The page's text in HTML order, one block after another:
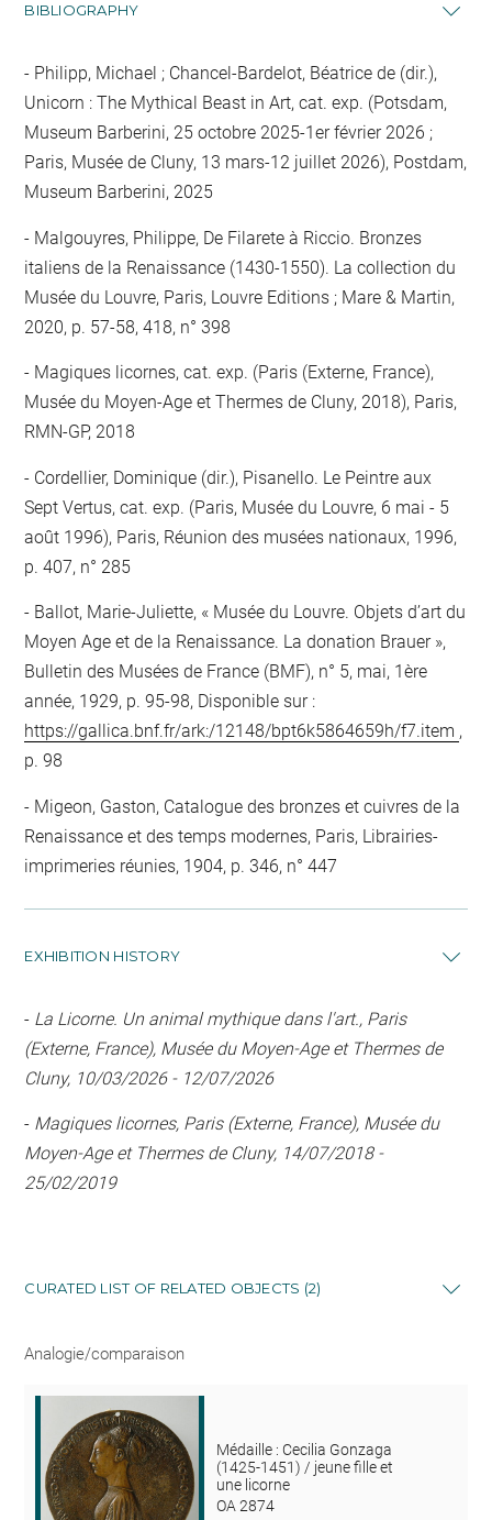
BIBLIOGRAPHY
Philipp, Michael ; Chancel-Bardelot, Béatrice de (dir.),
Unicorn : The Mythical Beast in Art, cat. exp. (Potsdam,
Museum Barberini, 25 octobre 2025-1er février 2026 ;
Paris, Musée de Cluny, 13 mars-12 juillet 2026), Postdam,
Museum Barberini, 2025
Malgouyres, Philippe, De Filarete à Riccio. Bronzes
italiens de la Renaissance (1430-1550). La collection du
Musée du Louvre, Paris, Louvre Editions ; Mare & Martin,
2020, p. 57-58, 418, n° 398
Magiques licornes, cat. exp. (Paris (Externe, France),
Musée du Moyen-Age et Thermes de Cluny, 2018), Paris,
RMN-GP, 2018
Cordellier, Dominique (dir.), Pisanello. Le Peintre aux
Sept Vertus, cat. exp. (Paris, Musée du Louvre, 6 mai - 5
août 1996), Paris, Réunion des musées nationaux, 1996,
p. 407, n° 285
Ballot, Marie-Juliette, « Musée du Louvre. Objets d’art du
Moyen Age et de la Renaissance. La donation Brauer »,
Bulletin des Musées de France (BMF), n° 5, mai, 1ère
année, 1929, p. 95-98, Disponible sur :
https://gallica.bnf.fr/ark:/12148/bpt6k5864659h/f7.item ,
p. 98
Migeon, Gaston, Catalogue des bronzes et cuivres de la
Renaissance et des temps modernes, Paris, Librairies-
imprimeries réunies, 1904, p. 346, n° 447
EXHIBITION HISTORY
- La Licorne. Un animal mythique dans l'art., Paris
(Externe, France), Musée du Moyen-Age et Thermes de
Cluny, 10/03/2026 - 12/07/2026
- Magiques licornes, Paris (Externe, France), Musée du
Moyen-Age et Thermes de Cluny, 14/07/2018 -
25/02/2019
CURATED LIST OF RELATED OBJECTS (2)
Analogie/comparaison
Médaille : Cecilia Gonzaga
(1425-1451) / jeune fille et
une licorne
OA 2874